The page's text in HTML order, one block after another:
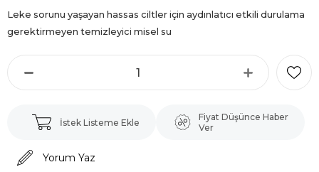
Leke sorunu yaşayan hassas ciltler için aydınlatıcı etkili durulama
gerektirmeyen temizleyici misel su
İstek Listeme Ekle
Fiyat Düşünce Haber
Ver
Yorum Yaz